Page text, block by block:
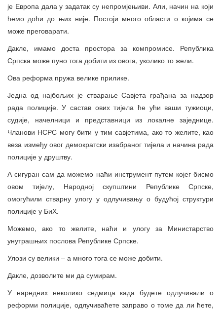
је Европа дала у задатак су непромјењиви. Али, начин на који
ћемо доћи до њих није. Постоји много области о којима се
може преговарати.
Дакле, имамо доста простора за компромисе. Република
Српска може пуно тога добити из овога, уколико то жели.
Ова реформа пружа велике прилике.
Једна од најбољих је стварање Савјета грађана за надзор
рада полиције. У састав ових тијела ће ући ваши тужиоци,
судије, начелници и представници из локалне заједнице.
Чланови НСРС могу бити у тим савјетима, ако то желите, као
веза између овог демократски изабраног тијела и начина рада
полиције у друштву.
А сигуран сам да можемо наћи инструмент путем којег бисмо
овом тијелу, Народној скупштини Републике Српске,
омогућили стварну улогу у одлучивању о будућој структури
полиције у БиХ.
Можемо, ако то желите, наћи и улогу за Министарство
унутрашњих послова Републике Српске.
Улози су велики – а много тога се може добити.
Дакле, дозволите ми да сумирам.
У наредних неколико седмица када будете одлучивали о
реформи полиције, одлучиваћете заправо о томе да ли ћете,